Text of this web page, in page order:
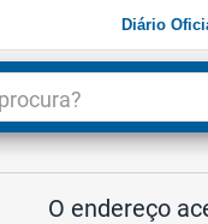
Diário
O endereço